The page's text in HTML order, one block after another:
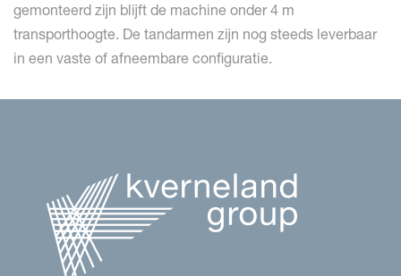
gemonteerd zijn blijft de machine onder 4 m
transporthoogte. De tandarmen zijn nog steeds leverbaar
in een vaste of afneembare configuratie.